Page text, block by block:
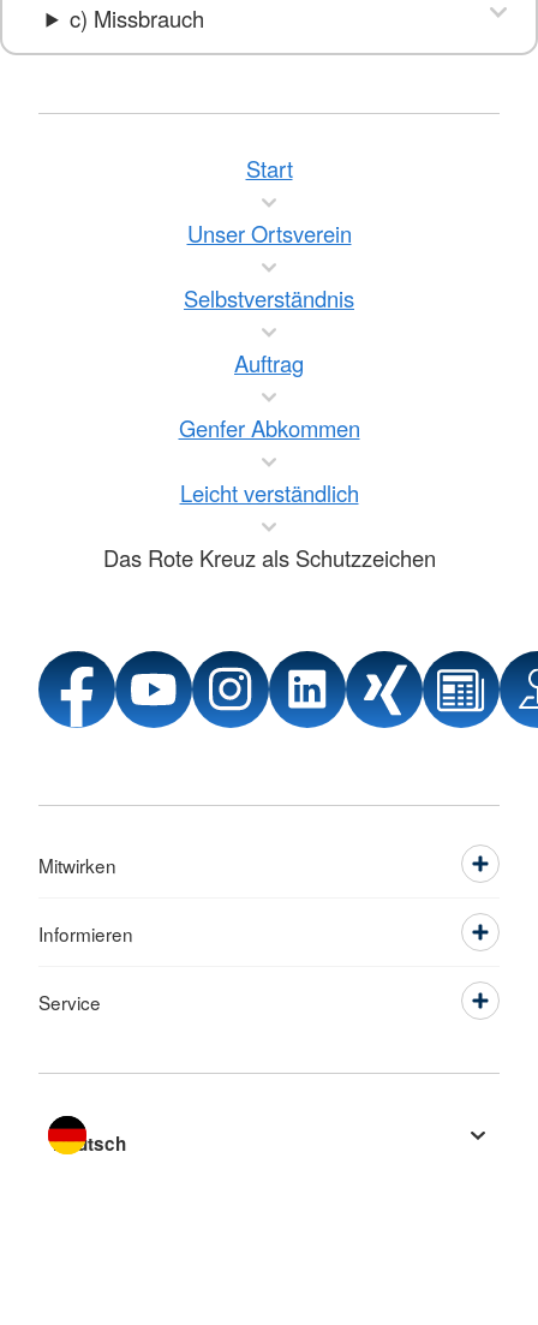
c) Missbrauch
Start
Unser Ortsverein
Selbstverständnis
Auftrag
Genfer Abkommen
Leicht verständlich
Das Rote Kreuz als Schutzzeichen
Mitwirken
Informieren
Service
Sprache wechseln zu